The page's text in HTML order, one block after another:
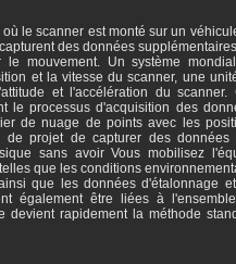
le scanner est monté sur un
des données
mouvement. Un système
et la vitesse du scanner, une
et l'accélération du scanner.
le processus d'acquisition des
de nuage de points avec les
de projet de capturer des données
sans avoir Vous mobilisez
que les conditions
que les données d'étalonnage
également être liées à
rapidement la méthode